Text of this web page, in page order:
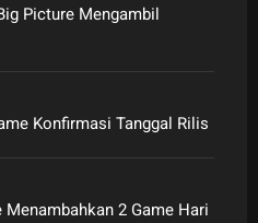
Picture Mengambil
Konfirmasi Tanggal Rilis
2 Game Hari